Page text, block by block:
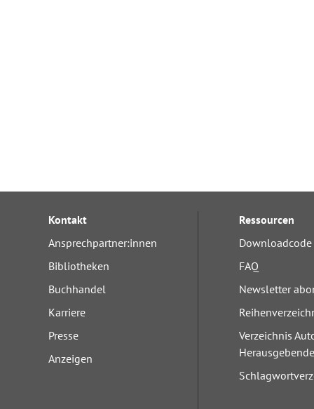
Kontakt
Ansprechpartner:innen
Bibliotheken
Buchhandel
Karriere
Presse
Anzeigen
Ressourcen
FAQ
Newsletter
Verzeichnis
Herausgebende